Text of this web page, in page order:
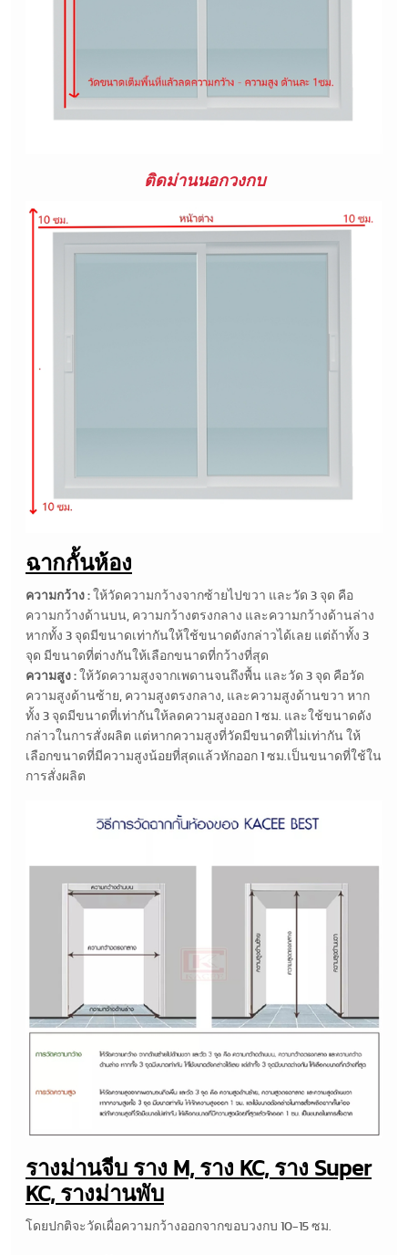
ติดม่านนอกวงกบ
ฉากกั้นห้อง
ความกว้าง : ให้วัดความกว้างจากซ้ายไปขวา และวัด 3 จุด คือ
ความกว้างด้านบน, ความกว้างตรงกลาง และความกว้างด้านล่าง
หากทั้ง 3 จุดมีขนาดเท่ากันให้ใช้ขนาดดังกล่าวได้เลย แต่ถ้าทั้ง 3
จุด มีขนาดที่ต่างกันให้เลือกขนาดที่กว้างที่สุด
ความสูง : ให้วัดความสูงจากเพดานจนถึงพื้น และวัด 3 จุด คือวัด
ความสูงด้านซ้าย, ความสูงตรงกลาง, และความสูงด้านขวา หาก
ทั้ง 3 จุดมีขนาดที่เท่ากันให้ลดความสูงออก 1 ซม. และใช้ขนาดดัง
กล่าวในการสั่งผลิต แต่หากความสูงที่วัดมีขนาดที่ไม่เท่ากัน ให้
เลือกขนาดที่มีความสูงน้อยที่สุดแล้วหักออก 1 ซม.เป็นขนาดที่ใช้ใน
การสั่งผลิต
รางม่านจีบ ราง M, ราง KC, ราง Super
KC, รางม่านพับ
โดยปกติจะวัดเผื่อความกว้างออกจากขอบวงกบ 10-15 ซม.